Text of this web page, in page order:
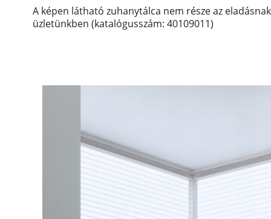
A képen látható zuhanytálca nem része az
üzletünkben (katalógusszám: 40109011)